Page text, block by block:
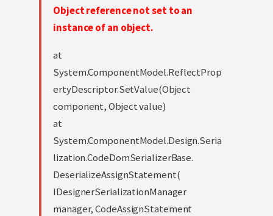
Object reference not set to an
instance of an object.
at
System.ComponentModel.ReflectProp
ertyDescriptor.SetValue(Object
component, Object value)
at
System.ComponentModel.Design.Seria
lization.CodeDomSerializerBase.
DeserializeAssignStatement(
IDesignerSerializationManager
manager, CodeAssignStatement